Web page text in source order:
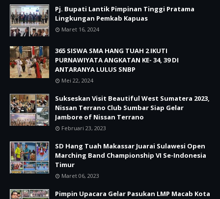
Pj. Bupati Lantik Pimpinan Tinggi Pratama
Lingkungan Pemkab Kapuas
Maret 16, 2024
365 SISWA SMA HANG TUAH 2 IKUTI
PURNAWIYATA ANGKATAN KE- 34, 39 DI
ANTARANYA LULUS SNBP
Mei 22, 2024
Sukseskan Visit Beautiful West Sumatera 2023,
Nissan Terrano Club Sumbar Siap Gelar
Jambore of Nissan Terrano
Februari 23, 2023
SD Hang Tuah Makassar Juarai Sulawesi Open
Marching Band Championship VI Se-Indonesia
Timur
Maret 06, 2023
Pimpin Upacara Gelar Pasukan LMP Macab Kota